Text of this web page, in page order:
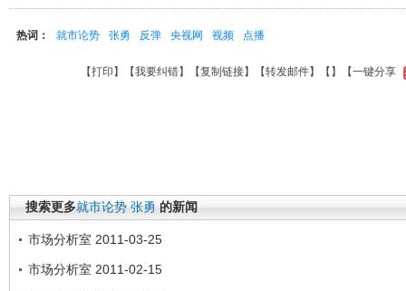
热词： 就市论势 张勇 反弹 央视网 视频 点播
【打印 】【我要纠错】【复制链接】【转发邮件】【 】 【一键分享
搜索更多就市论势 张勇 的新闻
市场分析室 2011-03-25
市场分析室 2011-02-15